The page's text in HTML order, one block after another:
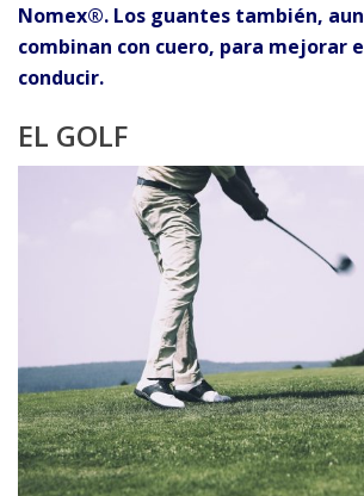
Nomex®. Los guantes también,
combinan con cuero, para mejorar
conducir.
EL GOLF